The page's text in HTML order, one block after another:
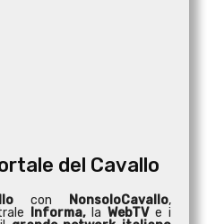
del Cavallo
con NonsoloCavallo,
Informa,laWebTVe i